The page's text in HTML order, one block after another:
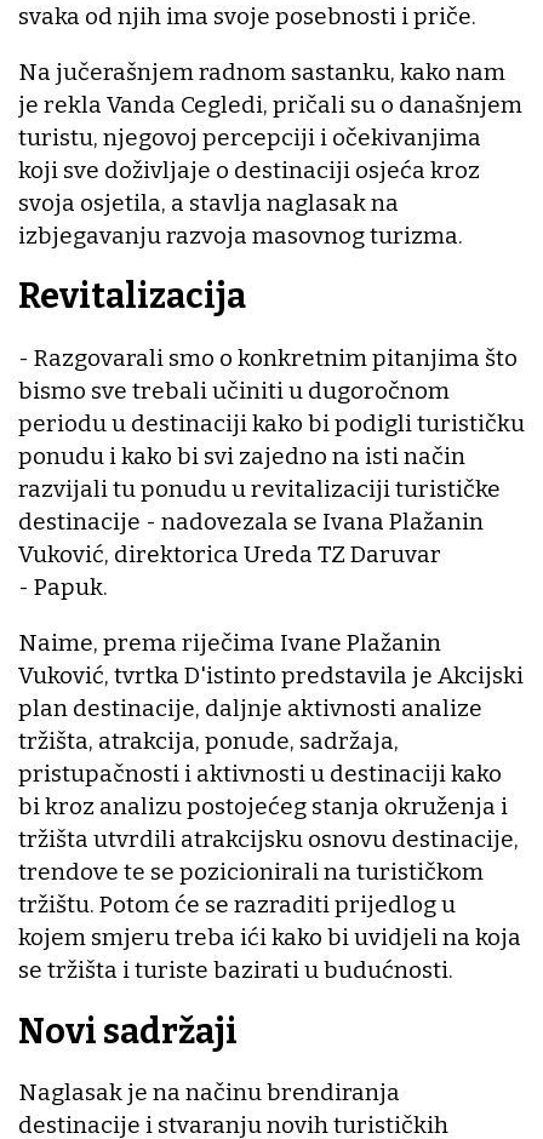
svaka od njih ima svoje posebnosti i priče.
Na jučerašnjem radnom sastanku, kako nam
je rekla Vanda Cegledi, pričali su o današnjem
turistu, njegovoj percepciji i očekivanjima
koji sve doživljaje o destinaciji osjeća kroz
svoja osjetila, a stavlja naglasak na
izbjegavanju razvoja masovnog turizma.
Revitalizacija
- Razgovarali smo o konkretnim pitanjima što
bismo sve trebali učiniti u dugoročnom
periodu u destinaciji kako bi podigli turističku
ponudu i kako bi svi zajedno na isti način
razvijali tu ponudu u revitalizaciji turističke
destinacije - nadovezala se Ivana Plažanin
Vuković, direktorica Ureda TZ Daruvar
- Papuk.
Naime, prema riječima Ivane Plažanin
Vuković, tvrtka D'istinto predstavila je Akcijski
plan destinacije, daljnje aktivnosti analize
tržišta, atrakcija, ponude, sadržaja,
pristupačnosti i aktivnosti u destinaciji kako
bi kroz analizu postojećeg stanja okruženja i
tržišta utvrdili atrakcijsku osnovu destinacije,
trendove te se pozicionirali na turističkom
tržištu. Potom će se razraditi prijedlog u
kojem smjeru treba ići kako bi uvidjeli na koja
se tržišta i turiste bazirati u budućnosti.
Novi sadržaji
Naglasak je na načinu brendiranja
destinacije i stvaranju novih turističkih